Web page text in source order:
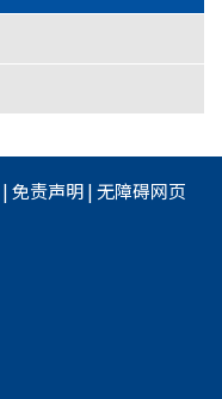
|免责声明|无障碍网页